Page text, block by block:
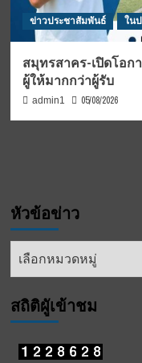
ข่าวประชาสัมพันธ์ ใน
สมุทรสาคร-เปิดโอก
ผู้ให้มากกว่าผู้รับ
admin1 05/08/2026
หัวข้อข่าว
หัวข้อ
สถิติผูัเข้าชม